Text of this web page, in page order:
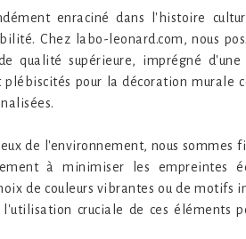
enraciné dans l'histoire
Chez labo-leonard.com, nous
qualité supérieure, imprégné
pour la décoration murale
de l'environnement, nous sommes
à minimiser les empreintes
de couleurs vibrantes ou de motifs
cruciale de ces éléments